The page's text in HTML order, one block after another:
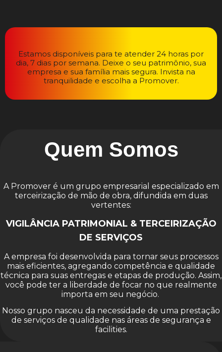
Estamos disponíveis para te atender 24 horas por
dia, 7 dias por semana. Deixe o seu patrimônio, sua
empresa e sua família mais segura. Invista na
tranquilidade e escolha a Promover.
Quem Somos
A Promover é um grupo empresarial especializado em
terceirização de mão de obra, difundida em duas
vertentes:
VIGILÂNCIA PATRIMONIAL & TERCEIRIZAÇÃO
DE SERVIÇOS
A empresa foi desenvolvida para tornar seus processos
mais eficientes, agregando competência e qualidade
técnica para suas entregas e etapas de produção. Assim,
você pode ter a liberdade de focar no que realmente
importa em seu negócio.
Nosso grupo nasceu da necessidade de uma prestação
de serviços de qualidade nas áreas de segurança e
facilities.